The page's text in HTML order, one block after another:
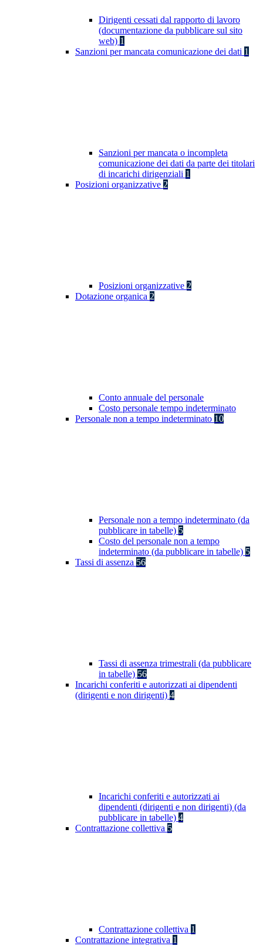
Dirigenti cessati dal rapporto di lavoro
(documentazione da pubblicare sul sito
web) 1
Sanzioni per mancata comunicazione dei dati 1
Sanzioni per mancata o incompleta
comunicazione dei dati da parte dei titolari
di incarichi dirigenziali 1
Posizioni organizzative 2
Posizioni organizzative 2
Dotazione organica 2
Conto annuale del personale
Costo personale tempo indeterminato
Personale non a tempo indeterminato 10
Personale non a tempo indeterminato (da
pubblicare in tabelle) 5
Costo del personale non a tempo
indeterminato (da pubblicare in tabelle) 5
Tassi di assenza 56
Tassi di assenza trimestrali (da pubblicare
in tabelle) 56
Incarichi conferiti e autorizzati ai dipendenti
(dirigenti e non dirigenti) 4
Incarichi conferiti e autorizzati ai
dipendenti (dirigenti e non dirigenti) (da
pubblicare in tabelle) 4
Contrattazione collettiva 5
Contrattazione collettiva 1
Contrattazione integrativa 1